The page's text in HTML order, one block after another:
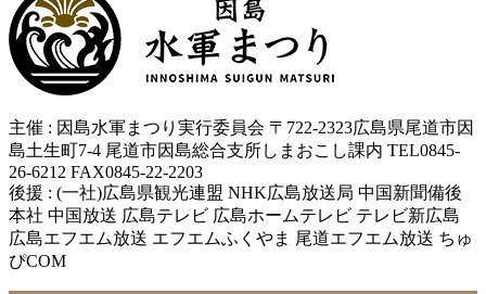
主催 : 因島水軍まつり実行委員会 〒722-2323広島県尾道市因
島土生町7-4 尾道市因島総合支所しまおこし課内 TEL0845-
26-6212 FAX0845-22-2203
後援 : (一社)広島県観光連盟 NHK広島放送局 中国新聞備後
本社 中国放送 広島テレビ 広島ホームテレビ テレビ新広島
広島エフエム放送 エフエムふくやま 尾道エフエム放送 ちゅ
ぴCOM